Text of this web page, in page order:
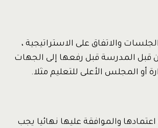
والاتفاق على الاستراتيجية ،
قبل المدرسة قبل رفعها إلى الجهات
أو المجلس الأعلى للتعليم مثلا.
والموافقة عليها نهائيا يجب